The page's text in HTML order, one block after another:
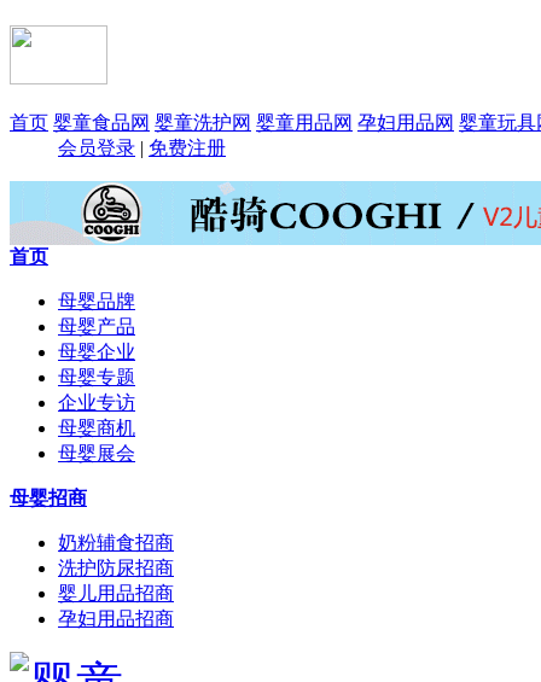
首页 婴童食品网 婴童洗护网 婴童用品网 孕妇用品网 婴童玩具
会员登录 | 免费注册
首页
母婴品牌
母婴产品
母婴企业
母婴专题
企业专访
母婴商机
母婴展会
母婴招商
奶粉辅食招商
洗护防尿招商
婴儿用品招商
孕妇用品招商